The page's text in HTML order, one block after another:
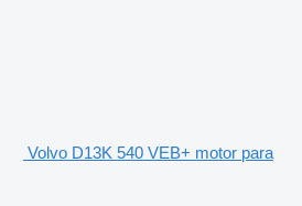
Volvo D13K 540 VEB+ motor para